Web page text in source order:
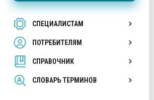
СПЕЦИАЛИСТАМ
ПОТРЕБИТЕЛЯМ
СПРАВОЧНИК
СЛОВАРЬ ТЕРМИНОВ